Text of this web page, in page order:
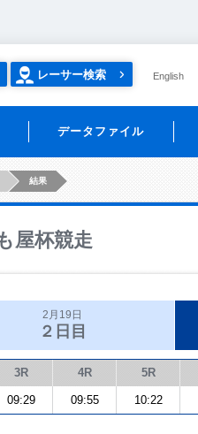
レーサー検索 English
データファイル
結果
屋杯競走
2月19日
２日目
3R 4R 5R
09:29 09:55 10:22